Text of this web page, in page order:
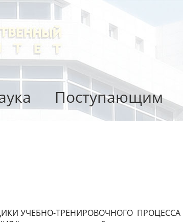
Поступающим
УЧЕБНО-ТРЕНИРОВОЧНОГО